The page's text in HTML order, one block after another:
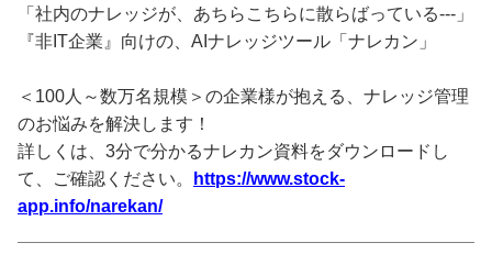
「社内のナレッジが、あちらこちらに散らばっている---」
『非IT企業』向けの、AIナレッジツール「ナレカン」
＜100人～数万名規模＞の企業様が抱える、ナレッジ管理
のお悩みを解決します！
詳しくは、3分で分かるナレカン資料をダウンロードし
て、ご確認ください。
https://www.stock-
app.info/narekan/